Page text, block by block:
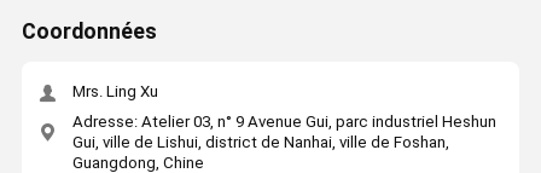
Coordonnées
Mrs. Ling Xu
Adresse: Atelier 03, n° 9 Avenue Gui, parc industriel Heshun
Gui, ville de Lishui, district de Nanhai, ville de Foshan,
Guangdong, Chine